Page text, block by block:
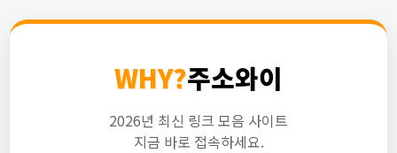
WHY?주소와이
2026년 최신 링크 모음 사이트
지금 바로 접속하세요.